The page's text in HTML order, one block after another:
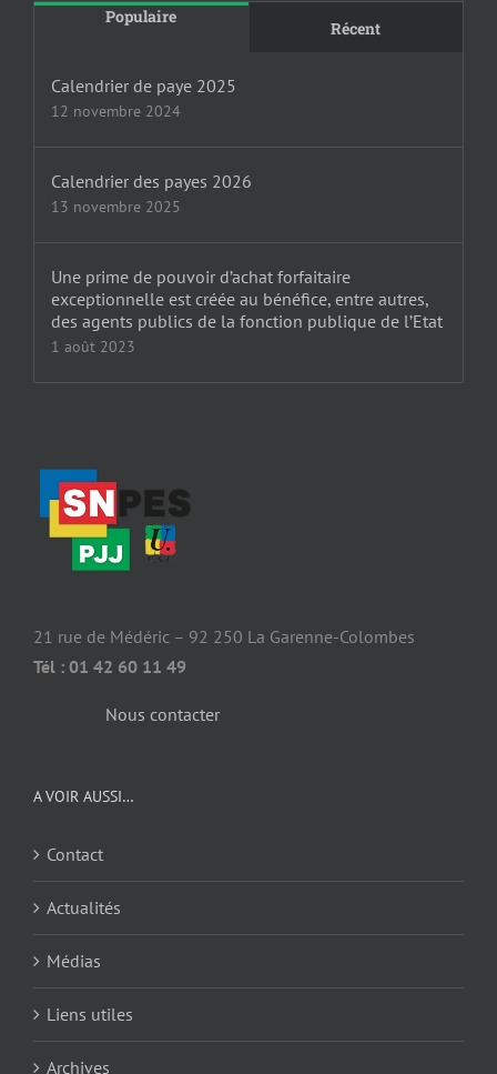
Populaire
Récent
Calendrier de paye 2025
12 novembre 2024
Calendrier des payes 2026
13 novembre 2025
Une prime de pouvoir d’achat forfaitaire
exceptionnelle est créée au bénéfice, entre autres,
des agents publics de la fonction publique de l’Etat
1 août 2023
21 rue de Médéric – 92 250 La Garenne-Colombes
Tél : 01 42 60 11 49
Nous contacter
A VOIR AUSSI…
Contact
Actualités
Médias
Liens utiles
Archives